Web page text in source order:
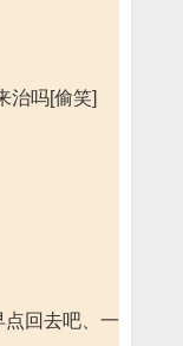
治吗[偷笑]
回去吧、一